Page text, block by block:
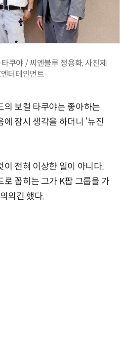
쿠야 / 씨엔블루 정용화, 사진제
터테인먼트
의 보컬 타쿠야는 좋아하는
잠시 생각을 하더니 ‘뉴진
이 전혀 이상한 일이 아니다.
꼽히는 그가 K팝 그룹을 가
외긴 했다.